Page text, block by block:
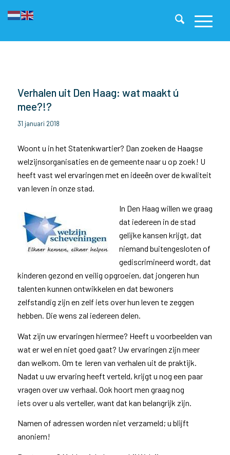
Verhalen uit Den Haag: wat maakt ú
mee?!?
31 januari 2018
Woont u in het Statenkwartier? Dan zoeken de Haagse
welzijnsorganisaties en de gemeente naar u op zoek! U
heeft vast wel ervaringen met en ideeën over de kwaliteit
van leven in onze stad.
In Den Haag willen we graag
dat iedereen in de stad
gelijke kansen krijgt, dat
niemand buitengesloten of
gediscrimineerd wordt, dat
kinderen gezond en veilig opgroeien, dat jongeren hun
talenten kunnen ontwikkelen en dat bewoners
zelfstandig zijn en zelf iets over hun leven te zeggen
hebben. Die wens zal iedereen delen.
Wat zijn uw ervaringen hiermee? Heeft u voorbeelden van
wat er wel en niet goed gaat? Uw ervaringen zijn meer
dan welkom. Om te leren van verhalen uit de praktijk.
Nadat u uw ervaring heeft verteld, krijgt u nog een paar
vragen over uw verhaal. Ook hoort men graag nog
iets over u als verteller, want dat kan belangrijk zijn.
Namen of adressen worden niet verzameld; u blijft
anoniem!